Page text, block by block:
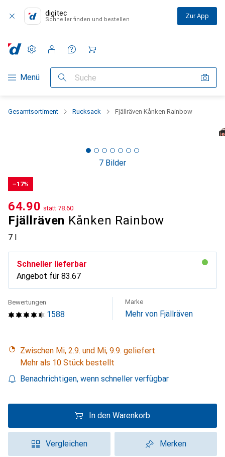
digitec
Schneller finden und bestellen Zur App
Navigation nach Kategorien
Menü Suche
Einstellungen
Kundenkonto
Vergleichslisten
Merklisten
Warenkorb
Gesamtsortiment Rucksack Fjällräven Kånken Rainbow
7 Bilder
−17%
Fjällräven Kånken Rainbow
7 l
CHF
64.90 statt CHF
78.60
Schneller lieferbar
Angebot für CHF
83.67
1588
Bewertungen Marke
Mehr von Fjällräven
Zwischen Mi, 2.9. und Mi, 9.9. geliefert
Mehr als 10 Stück bestellt
Benachrichtigen, wenn schneller verfügbar
In den Warenkorb
Vergleichen Merken